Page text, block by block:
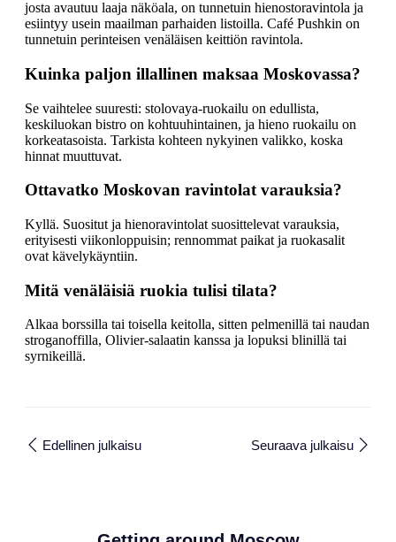
josta avautuu laaja näköala, on tunnetuin hienostoravintola ja
esiintyy usein maailman parhaiden listoilla. Café Pushkin on
tunnetuin perinteisen venäläisen keittiön ravintola.
Kuinka paljon illallinen maksaa Moskovassa?
Se vaihtelee suuresti: stolovaya-ruokailu on edullista,
keskiluokan bistro on kohtuuhintainen, ja hieno ruokailu on
korkeatasoista. Tarkista kohteen nykyinen valikko, koska
hinnat muuttuvat.
Ottavatko Moskovan ravintolat varauksia?
Kyllä. Suositut ja hienoravintolat suosittelevat varauksia,
erityisesti viikonloppuisin; rennommat paikat ja ruokasalit
ovat kävelykäyntiin.
Mitä venäläisiä ruokia tulisi tilata?
Alkaa borssilla tai toisella keitolla, sitten pelmenillä tai naudan
stroganoffilla, Olivier-salaatin kanssa ja lopuksi blinillä tai
syrnikeillä.
Edellinen julkaisu Seuraava julkaisu